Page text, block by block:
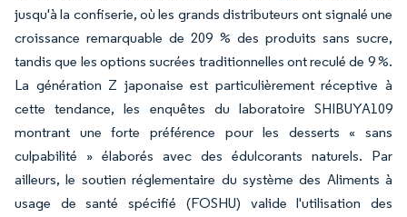
jusqu'à la confiserie, où les grands distributeurs ont signalé une
croissance remarquable de 209 % des produits sans sucre,
tandis que les options sucrées traditionnelles ont reculé de 9 %.
La génération Z japonaise est particulièrement réceptive à
cette tendance, les enquêtes du laboratoire SHIBUYA109
montrant une forte préférence pour les desserts « sans
culpabilité » élaborés avec des édulcorants naturels. Par
ailleurs, le soutien réglementaire du système des Aliments à
usage de santé spécifié (FOSHU) valide l'utilisation des